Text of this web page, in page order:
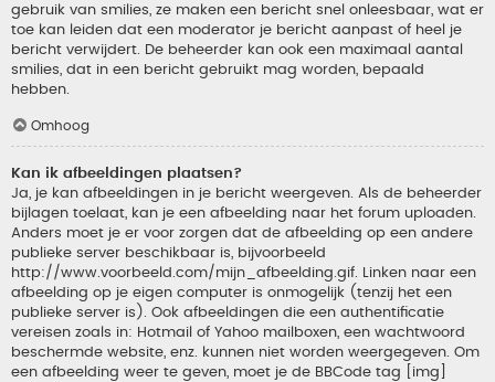
gebruik van smilies, ze maken een bericht snel onleesbaar, wat er
toe kan leiden dat een moderator je bericht aanpast of heel je
bericht verwijdert. De beheerder kan ook een maximaal aantal
smilies, dat in een bericht gebruikt mag worden, bepaald
hebben.
Omhoog
Kan ik afbeeldingen plaatsen?
Ja, je kan afbeeldingen in je bericht weergeven. Als de beheerder
bijlagen toelaat, kan je een afbeelding naar het forum uploaden.
Anders moet je er voor zorgen dat de afbeelding op een andere
publieke server beschikbaar is, bijvoorbeeld
http://www.voorbeeld.com/mijn_afbeelding.gif. Linken naar een
afbeelding op je eigen computer is onmogelijk (tenzij het een
publieke server is). Ook afbeeldingen die een authentificatie
vereisen zoals in: Hotmail of Yahoo mailboxen, een wachtwoord
beschermde website, enz. kunnen niet worden weergegeven. Om
een afbeelding weer te geven, moet je de BBCode tag [img]